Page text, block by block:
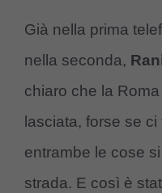
Già nella prima
nella seconda,
chiaro che la
lasciata, forse se
entrambe le cose
strada. E così è